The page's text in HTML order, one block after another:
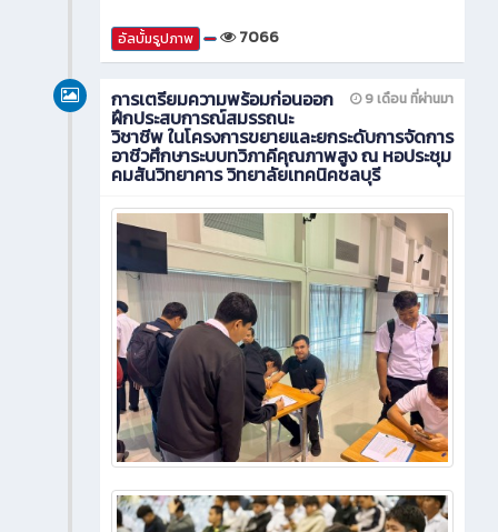
อัลบั้มรูปภาพ 7066
9 เดือน ที่ผ่านมา
การเตรียมความพร้อมก่อนออก
ฝึกประสบการณ์สมรรถนะ
วิชาชีพ ในโครงการขยายและยกระดับการจัดการ
อาชีวศึกษาระบบทวิภาคีคุณภาพสูง ณ หอประชุม
คมสันวิทยาคาร วิทยาลัยเทคนิคชลบุรี